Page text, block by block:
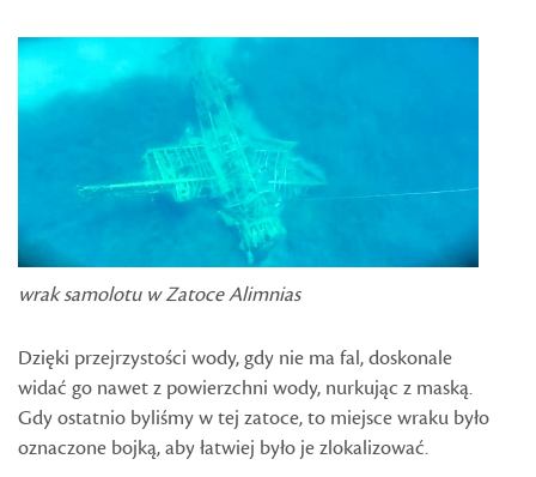
wrak samolotu w Zatoce Alimnias
Dzięki przejrzystości wody, gdy nie ma fal, doskonale
widać go nawet z powierzchni wody, nurkując z maską.
Gdy ostatnio byliśmy w tej zatoce, to miejsce wraku było
oznaczone bojką, aby łatwiej było je zlokalizować.